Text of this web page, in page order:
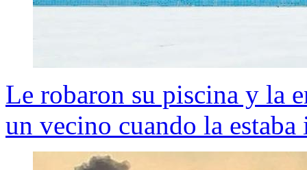
Le robaron su piscina y la
un vecino cuando la estaba